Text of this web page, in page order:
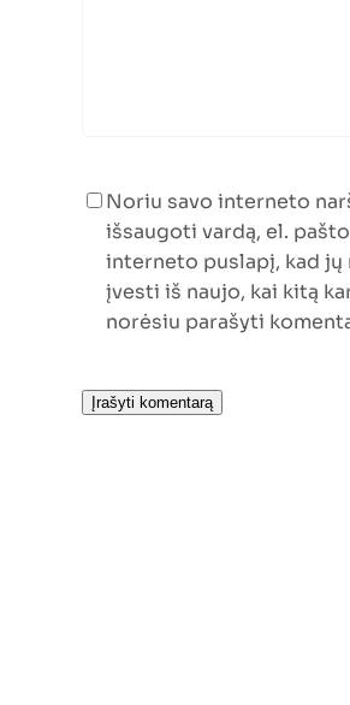
Noriu savo interneto
išsaugoti vardą, el.
interneto puslapį, kad jų
įvesti iš naujo, kai kitą
norėsiu parašyti